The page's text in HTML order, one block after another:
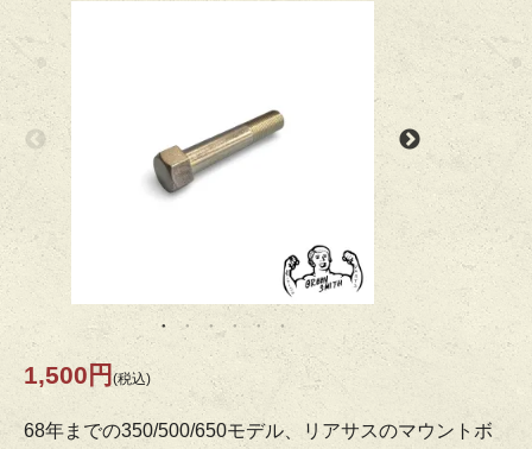
1,500円 (税込)
68年までの350/500/650モデル、リアサスのマウントボ